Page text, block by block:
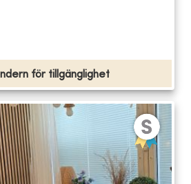
för tillgänglighet